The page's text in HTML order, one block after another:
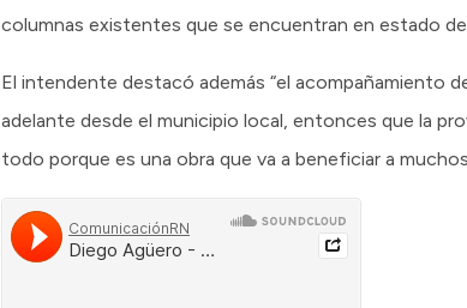
columnas existentes que se encuentran en estado
El intendente destacó además “el acompañamiento
adelante desde el municipio local, entonces que la
todo porque es una obra que va a beneficiar a